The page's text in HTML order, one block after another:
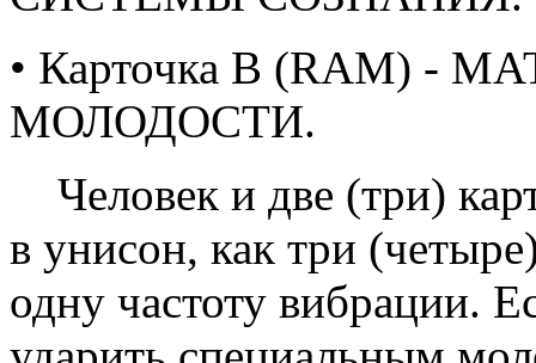
• Карточка B (RAM) -
МОЛОДОСТИ.
Человек и две (три)
в унисон, как три
одну частоту вибрации.